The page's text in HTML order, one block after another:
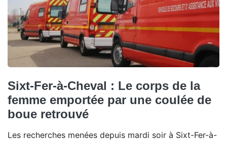
Sixt-Fer-à-Cheval : Le corps de la
femme emportée par une coulée de
boue retrouvé
Les recherches menées depuis mardi soir à Sixt-Fer-à-